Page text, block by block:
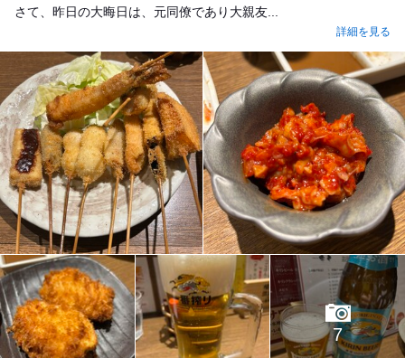
さて、昨日の大晦日は、元同僚であり大親友...
詳細を見る
7